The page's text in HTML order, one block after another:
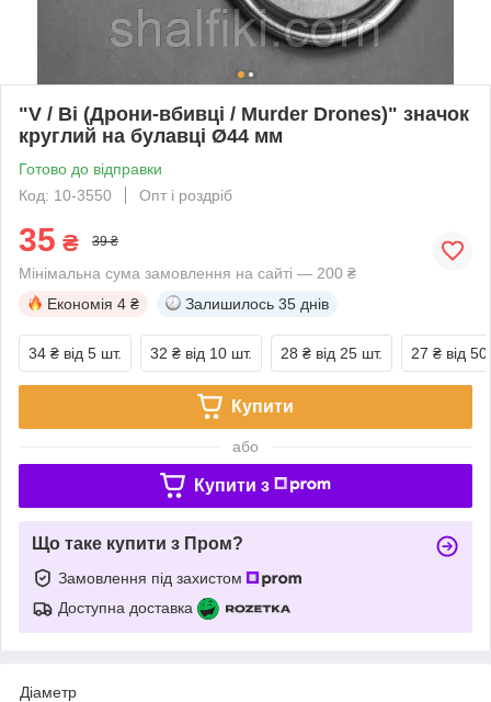
"V / Ві (Дрони-вбивці / Murder Drones)" значок
круглий на булавці Ø44 мм
Готово до відправки
Код: 10-3550
Опт і роздріб
35 ₴ 39 ₴
Мінімальна сума замовлення на сайті — 200 ₴
Економія 4 ₴ Залишилось 35 днів
34 ₴ від 5 шт. 32 ₴ від 10 шт. 28 ₴ від 25 шт. 27 ₴ від
Купити
або
Купити з
Що таке купити з Пром?
Замовлення під захистом
Доступна доставка
Діаметр